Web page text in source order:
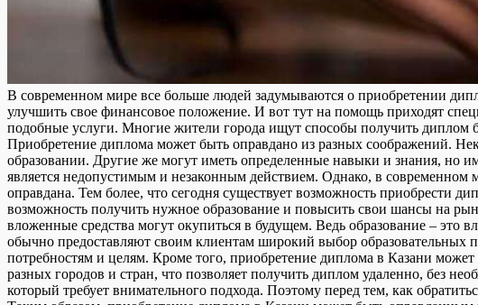
В современном мире все больше людей задумываются о приобретении
улучшить свое финансовое положение. И вот тут на помощь приходят
подобные услуги. Многие жители города ищут способы получить
Приобретение диплома может быть оправдано из разных соображений.
образовании. Другие же могут иметь определенные навыки и знания, но
является недопустимым и незаконным действием. Однако, в современном
оправдана. Тем более, что сегодня существует возможность приобрести
возможность получить нужное образование и повысить свои шансы на
вложенные средства могут окупиться в будущем. Ведь образование –
обычно предоставляют своим клиентам широкий выбор образовательных
потребностям и целям. Кроме того, приобретение диплома в Казани
разных городов и стран, что позволяет получить диплом удаленно, без
который требует внимательного подхода. Поэтому перед тем, как